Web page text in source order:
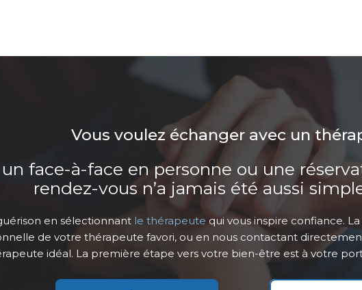
Vous voulez échanger avec un
face-à-face en personne ou une
rendez-vous n’a jamais été aussi
en sélectionnant le thérapeute qui vous inspire confiance.
de votre thérapeute favori, ou en nous contactant
idéal. La première étape vers votre bien-être est à votre